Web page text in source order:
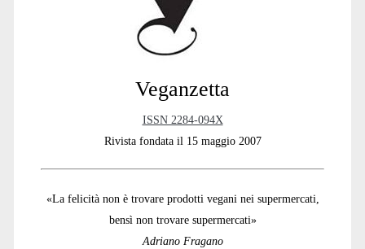
Veganzetta
ISSN 2284-094X
Rivista fondata il 15 maggio 2007
«La felicità non è trovare prodotti vegani nei supermercati,
bensì non trovare supermercati»
Adriano Fragano